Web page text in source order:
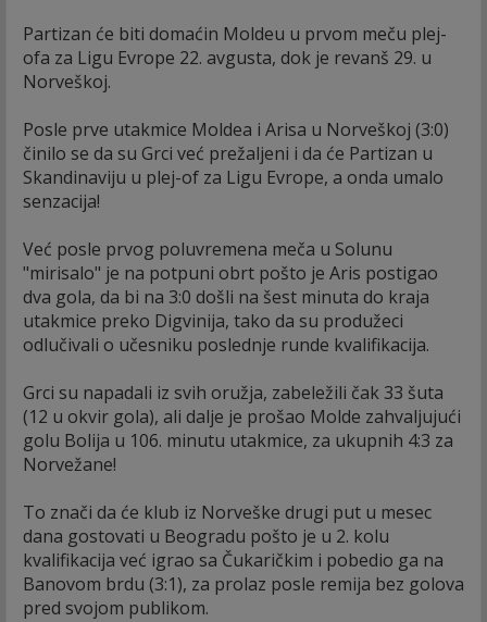
Partizan će biti domaćin Moldeu u prvom meču plej-
ofa za Ligu Evrope 22. avgusta, dok je revanš 29. u
Norveškoj.
Posle prve utakmice Moldea i Arisa u Norveškoj (3:0)
činilo se da su Grci već prežaljeni i da će Partizan u
Skandinaviju u plej-of za Ligu Evrope, a onda umalo
senzacija!
Već posle prvog poluvremena meča u Solunu
"mirisalo" je na potpuni obrt pošto je Aris postigao
dva gola, da bi na 3:0 došli na šest minuta do kraja
utakmice preko Digvinija, tako da su produžeci
odlučivali o učesniku poslednje runde kvalifikacija.
Grci su napadali iz svih oružja, zabeležili čak 33 šuta
(12 u okvir gola), ali dalje je prošao Molde zahvaljujući
golu Bolija u 106. minutu utakmice, za ukupnih 4:3 za
Norvežane!
To znači da će klub iz Norveške drugi put u mesec
dana gostovati u Beogradu pošto je u 2. kolu
kvalifikacija već igrao sa Čukaričkim i pobedio ga na
Banovom brdu (3:1), za prolaz posle remija bez golova
pred svojom publikom.